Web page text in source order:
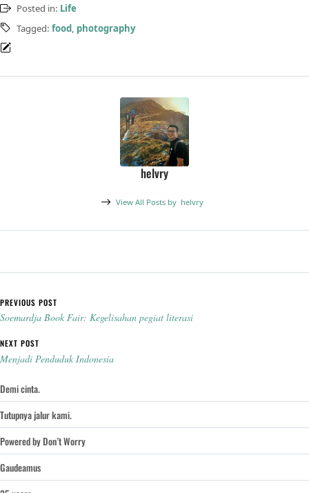
Posted in: Life
Tagged: food, photography
helvry
View All Posts by helvry
Post navigation
PREVIOUS POST
Soemardja Book Fair: Kegelisahan pegiat literasi
NEXT POST
Menjadi Penduduk Indonesia
Demi cinta.
Tutupnya jalur kami.
Powered by Don’t Worry
Gaudeamus